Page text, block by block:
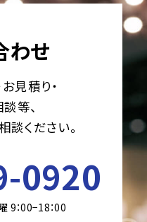
わせ
見積り・
等、
談ください。
0920
9：00−18：00